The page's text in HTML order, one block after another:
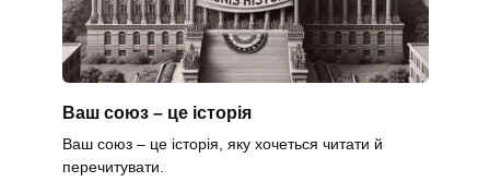
Ваш союз – це історія
Ваш союз – це історія, яку хочеться читати й
перечитувати.